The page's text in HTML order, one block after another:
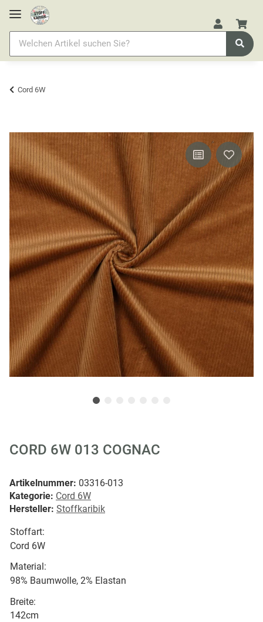
Cord 6W
CORD 6W 013 COGNAC
Artikelnummer: 03316-013
Kategorie: Cord 6W
Hersteller: Stoffkaribik
Stoffart:
Cord 6W
Material:
98% Baumwolle, 2% Elastan
Breite:
142cm